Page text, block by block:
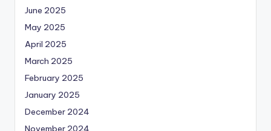
June 2025
May 2025
April 2025
March 2025
February 2025
January 2025
December 2024
November 2024